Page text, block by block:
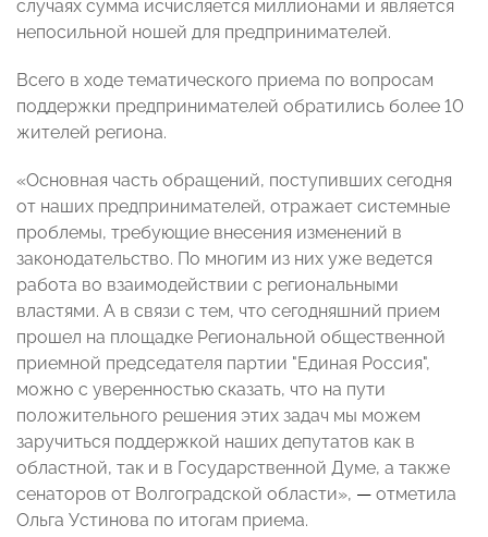
случаях сумма исчисляется миллионами и является
непосильной ношей для предпринимателей.
Всего в ходе тематического приема по вопросам
поддержки предпринимателей обратились более 10
жителей региона.
«Основная часть обращений, поступивших сегодня
от наших предпринимателей, отражает системные
проблемы, требующие внесения изменений в
законодательство. По многим из них уже ведется
работа во взаимодействии с региональными
властями. А в связи с тем, что сегодняшний прием
прошел на площадке Региональной общественной
приемной председателя партии "Единая Россия",
можно с уверенностью сказать, что на пути
положительного решения этих задач мы можем
заручиться поддержкой наших депутатов как в
областной, так и в Государственной Думе, а также
сенаторов от Волгоградской области», — отметила
Ольга Устинова по итогам приема.